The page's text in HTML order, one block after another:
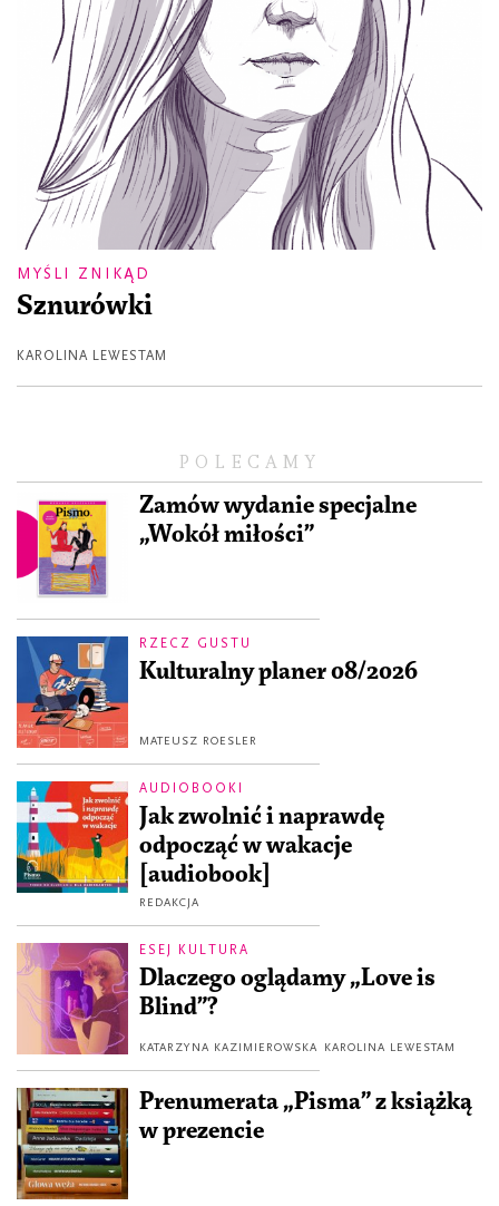
POLECAMY
Zamów wydanie specjalne
„Wokół miłości”
RZECZ GUSTU
Kulturalny planer 08/2026
MATEUSZ ROESLER
AUDIOBOOKI
Jak zwolnić i naprawdę
odpocząć w wakacje
[audiobook]
REDAKCJA
ESEJ KULTURA
Dlaczego oglądamy „Love is
Blind”?
KATARZYNA KAZIMIEROWSKA KAROLINA LEWESTAM
Prenumerata „Pisma” z książką
w prezencie
MYŚLI ZNIKĄD
Sznurówki
KAROLINA LEWESTAM